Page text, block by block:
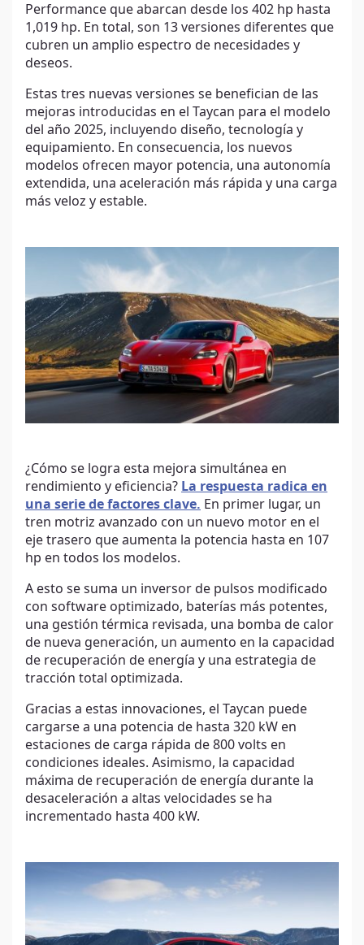
Performance que abarcan desde los 402 hp hasta
1,019 hp. En total, son 13 versiones diferentes que
cubren un amplio espectro de necesidades y
deseos.
Estas tres nuevas versiones se benefician de las
mejoras introducidas en el Taycan para el modelo
del año 2025, incluyendo diseño, tecnología y
equipamiento. En consecuencia, los nuevos
modelos ofrecen mayor potencia, una autonomía
extendida, una aceleración más rápida y una carga
más veloz y estable.
¿Cómo se logra esta mejora simultánea en
rendimiento y eficiencia? La respuesta radica en
una serie de factores clave. En primer lugar, un
tren motriz avanzado con un nuevo motor en el
eje trasero que aumenta la potencia hasta en 107
hp en todos los modelos.
A esto se suma un inversor de pulsos modificado
con software optimizado, baterías más potentes,
una gestión térmica revisada, una bomba de calor
de nueva generación, un aumento en la capacidad
de recuperación de energía y una estrategia de
tracción total optimizada.
Gracias a estas innovaciones, el Taycan puede
cargarse a una potencia de hasta 320 kW en
estaciones de carga rápida de 800 volts en
condiciones ideales. Asimismo, la capacidad
máxima de recuperación de energía durante la
desaceleración a altas velocidades se ha
incrementado hasta 400 kW.